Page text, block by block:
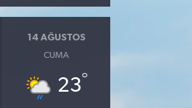
14 AĞUSTOS
CUMA
23°